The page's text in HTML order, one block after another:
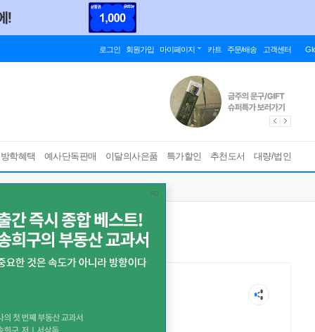
로그인 회원가입 마이페이지 카트 주문/배송 고객센터
학혜택 예사단독판매 이달의사은품 특가할인 추천도서 대량/법인